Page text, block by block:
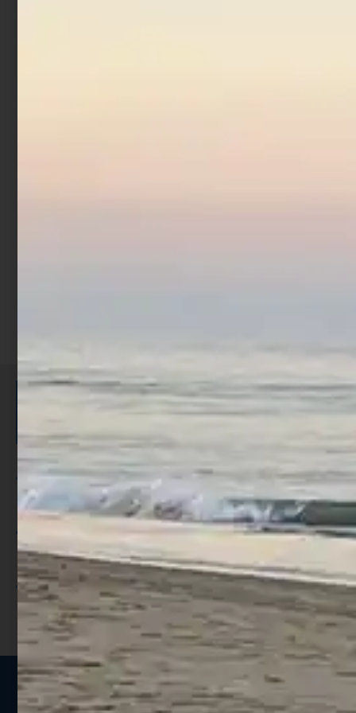
ISCRIVITI E RICEVI 3,50€ DI
SCONTO >
Per ogni acquisto accumuli ulteriori
punti;
Utilizza i punti per ricevere uno
sconto;
I punti sono indicati nella pagina
prodotto;
Seguici sui social